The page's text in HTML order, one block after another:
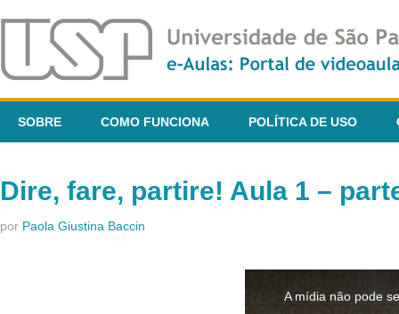
SOBRE COMO FUNCIONA POLÍTICA DE USO
Dire, fare, partire! Aula 1 –
por Paola Giustina Baccin
A mídia não pode